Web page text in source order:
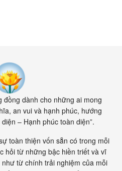
đồng dành cho những ai mong
an vui và hạnh phúc, hướng
– Hạnh phúc toàn diện”.
toàn thiện vốn sẵn có trong mỗi
hỏi từ những bậc hiền triết và vĩ
từ chính trải nghiệm của mỗi